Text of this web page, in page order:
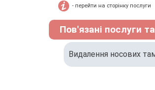
- перейти на сторінку послуги
Пов'язані послуги
Видалення носових